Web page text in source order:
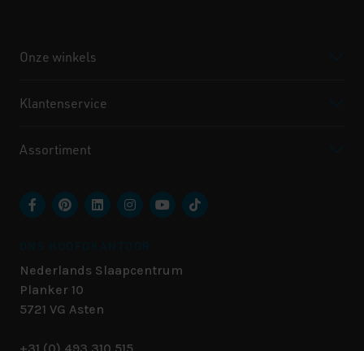
Onze winkels
Klantenservice
Assortiment
Nederlands Slaapcentrum
Planker 10
5721 VG Asten